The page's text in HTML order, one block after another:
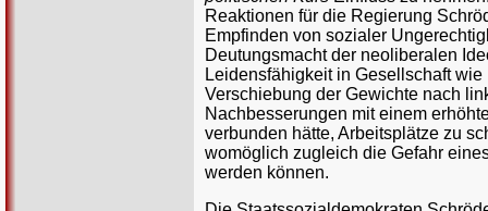
Reaktionen für die Regierung
Empfinden von sozialer
Deutungsmacht der neoliberalen
Leidensfähigkeit in Gesellschaft
Verschiebung der Gewichte nach
Nachbesserungen mit einem
verbunden hätte, Arbeitsplätze zu
womöglich zugleich die Gefahr
werden können.